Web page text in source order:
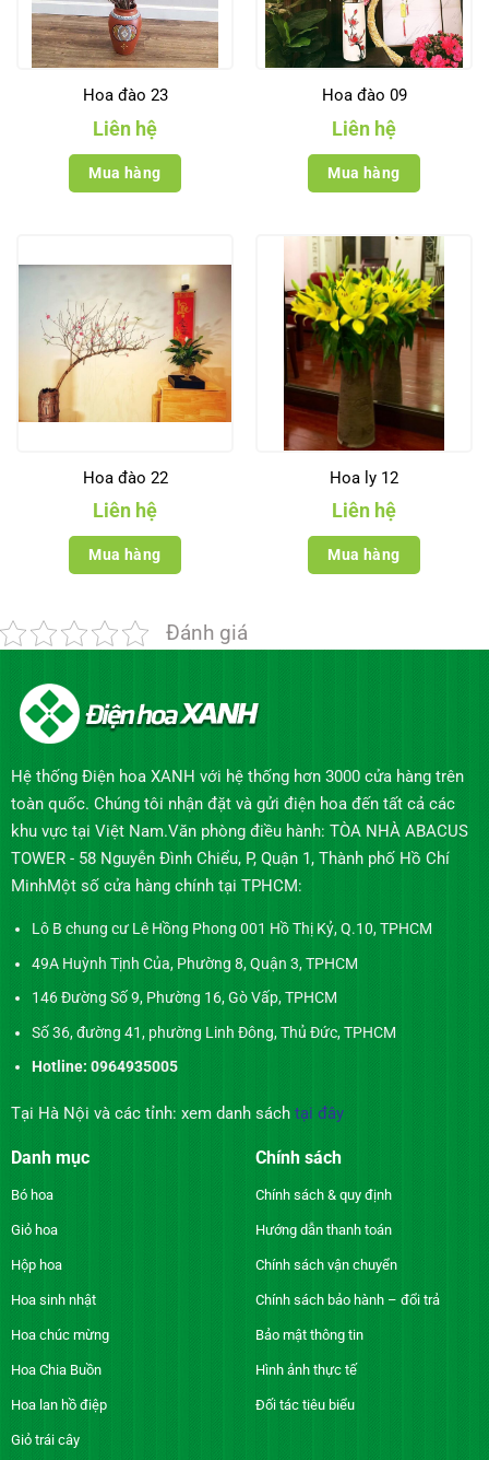
Hoa đào 23
Liên hệ
Mua hàng
Hoa đào 09
Liên hệ
Mua hàng
Hoa đào 22
Liên hệ
Mua hàng
Hoa ly 12
Liên hệ
Mua hàng
Đánh giá
Hệ thống Điện hoa XANH với hệ thống hơn 3000 cửa hàng trên
toàn quốc. Chúng tôi nhận đặt và gửi điện hoa đến tất cả các
khu vực tại Việt Nam.Văn phòng điều hành: TÒA NHÀ ABACUS
TOWER - 58 Nguyễn Đình Chiểu, P, Quận 1, Thành phố Hồ Chí
MinhMột số cửa hàng chính tại TPHCM:
Lô B chung cư Lê Hồng Phong 001 Hồ Thị Kỷ, Q.10, TPHCM
49A Huỳnh Tịnh Của, Phường 8, Quận 3, TPHCM
146 Đường Số 9, Phường 16, Gò Vấp, TPHCM
Số 36, đường 41, phường Linh Đông, Thủ Đức, TPHCM
Hotline: 0964935005
Tại Hà Nội và các tỉnh: xem danh sách tại đây
Danh mục
Bó hoa
Giỏ hoa
Hộp hoa
Hoa sinh nhật
Hoa chúc mừng
Hoa Chia Buồn
Hoa lan hồ điệp
Giỏ trái cây
Chính sách
Chính sách & quy định
Hướng dẫn thanh toán
Chính sách vận chuyển
Chính sách bảo hành – đổi trả
Bảo mật thông tin
Hình ảnh thực tế
Đối tác tiêu biểu